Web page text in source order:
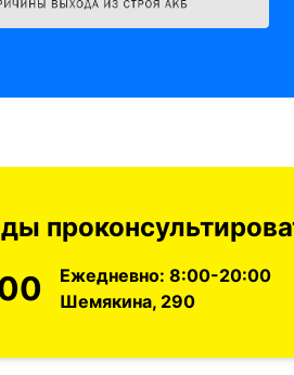
Ежедневно: 8:00-20:00
Шемякина, 290